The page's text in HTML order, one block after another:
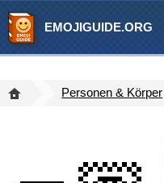
EMOJIGUIDE.ORG
Personen & Körper